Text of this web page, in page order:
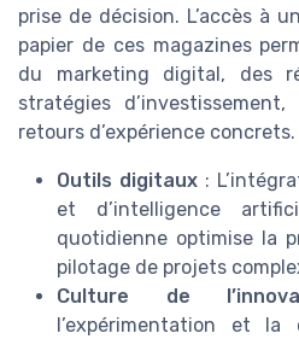
prise de décision. L’accès à
papier de ces magazines
du marketing digital, des
stratégies
retours d’expérience concrets.
Outils digitaux :
et d’intelligence
quotidienne optimise la
pilotage de projets
Culture de
l’expérimentation et